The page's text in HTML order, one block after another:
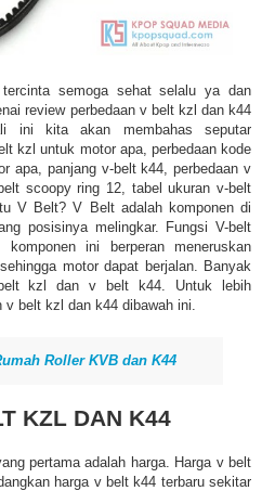
semoga sehat selalu ya dan
review perbedaan v belt kzl dan k44
ini kita akan membahas seputar
kzl untuk motor apa, perbedaan kode
apa, panjang v-belt k44, perbedaan v
scoopy ring 12, tabel ukuran v-belt
V Belt? V Belt adalah komponen di
posisinya melingkar. Fungsi V-belt
ini berperan meneruskan
motor dapat berjalan. Banyak
kzl dan v belt k44. Untuk lebih
v belt kzl dan k44 dibawah ini.
Roller KVB dan K44
KZL DAN K44
pertama adalah harga. Harga v belt
harga v belt k44 terbaru sekitar